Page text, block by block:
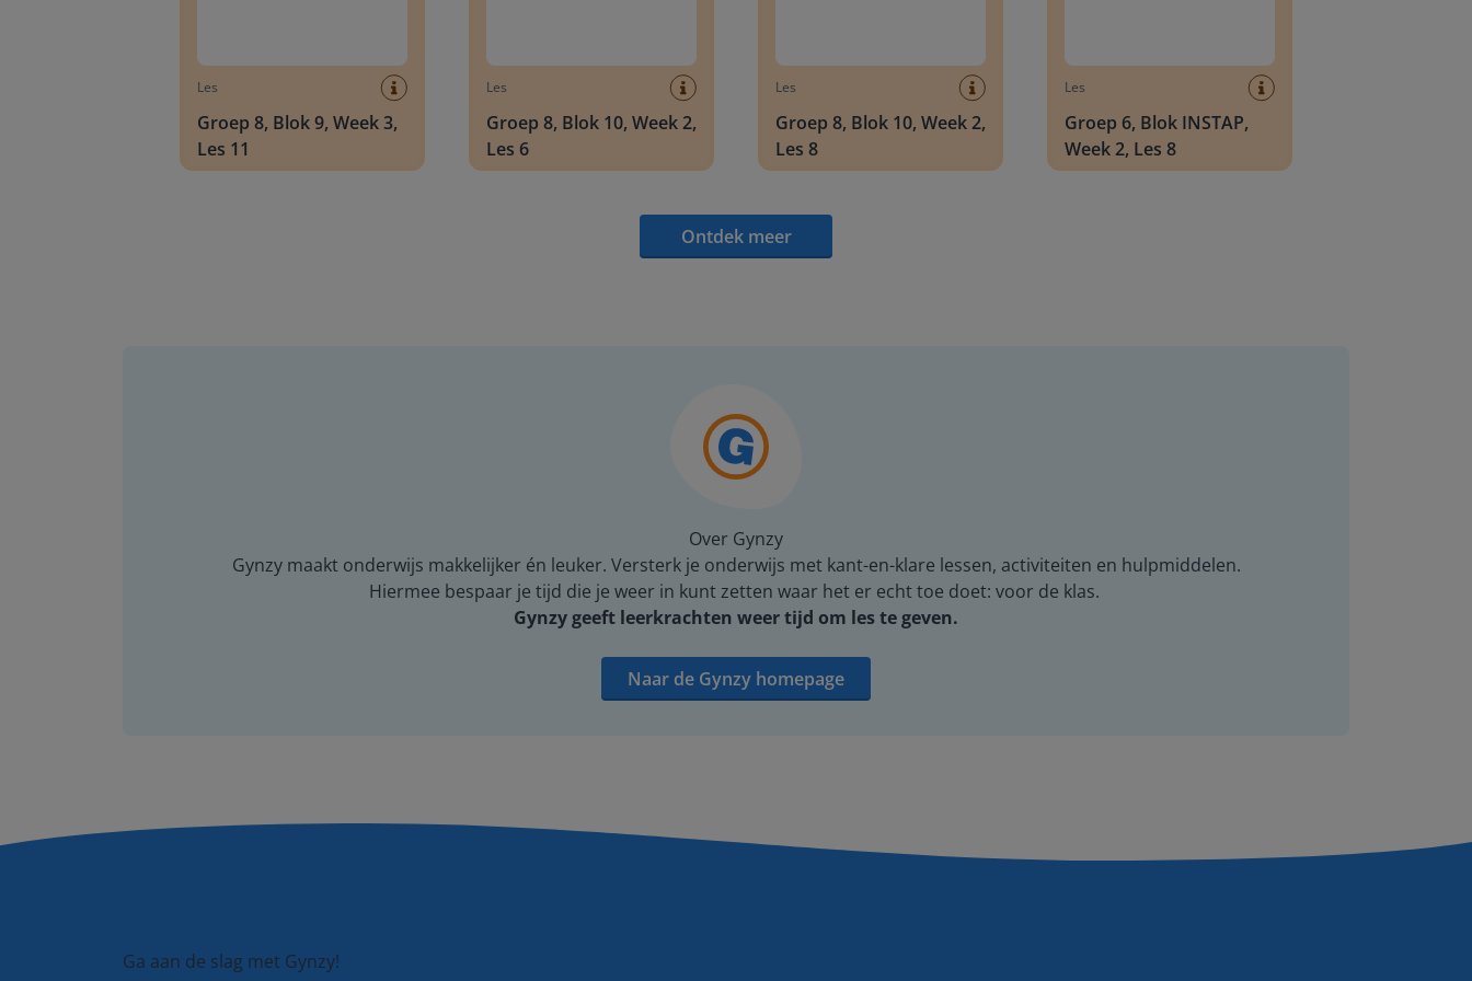
Les
Groep 8, Blok 9, Week 3,
Les 11
Les
Groep 8, Blok 10, Week 2,
Les 6
Les
Groep 8, Blok 10, Week 2,
Les 8
Les
Groep 6, Blok INSTAP,
Week 2, Les 8
Ontdek meer
Over Gynzy
Gynzy maakt onderwijs makkelijker én leuker. Versterk je onderwijs met kant-en-klare lessen, activiteiten en hulpmiddelen.
Hiermee bespaar je tijd die je weer in kunt zetten waar het er echt toe doet: voor de klas.
Gynzy geeft leerkrachten weer tijd om les te geven.
Naar de Gynzy homepage
Ga aan de slag met Gynzy!